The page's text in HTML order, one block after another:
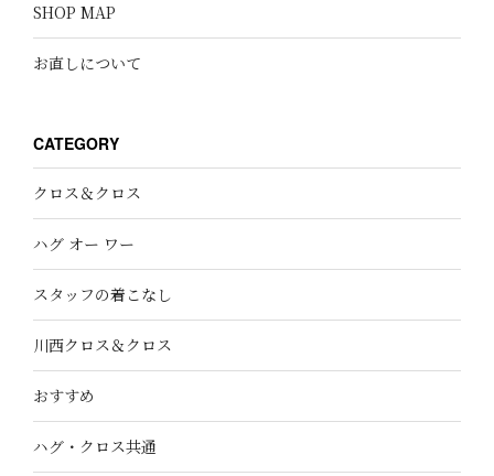
SHOP MAP
お直しについて
CATEGORY
クロス＆クロス
ハグ オー ワー
スタッフの着こなし
川西クロス＆クロス
おすすめ
ハグ・クロス共通